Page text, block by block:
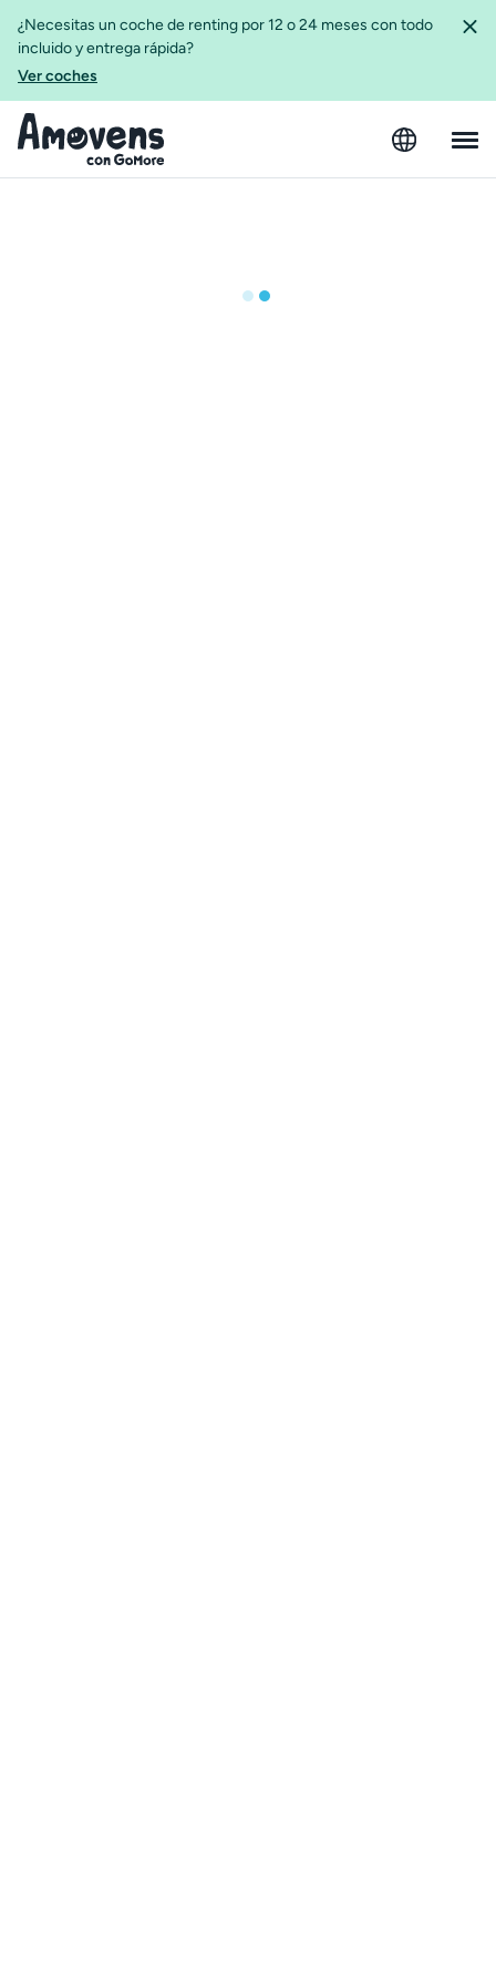
¿Necesitas un coche de renting por 12 o 24 meses con todo
incluido y entrega rápida?
Ver coches